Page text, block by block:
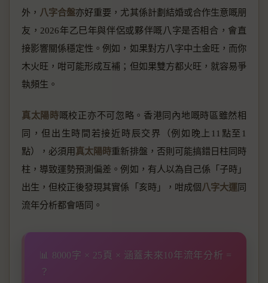
外， 八字合盤亦好重要，尤其係計劃結婚或合作生意嘅朋
友，2026年乙巳年與伴侶或夥伴嘅八字是否相合，會直
接影響關係穩定性。例如，如果對方八字中土金旺，而你
木火旺，咁可能形成互補；但如果雙方都火旺，就容易爭
執頻生。
真太陽時嘅校正亦不可忽略。香港同內地嘅時區雖然相
同，但出生時間若接近時辰交界（例如晚上11點至1
點），必須用 真太陽時重新排盤，否則可能搞錯日柱同時
柱，導致運勢預測偏差。例如，有人以為自己係「子時」
出生，但校正後發現其實係「亥時」，咁成個 八字大運同
流年分析都會唔同。
📊 8000字 × 25頁 × 涵蓋未來10年流年分析 =
？